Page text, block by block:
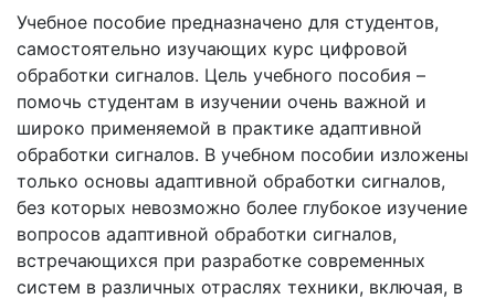
Учебное пособие предназначено для студентов,
самостоятельно изучающих курс цифровой
обработки сигналов. Цель учебного пособия –
помочь студентам в изучении очень важной и
широко применяемой в практике адаптивной
обработки сигналов. В учебном пособии изложены
только основы адаптивной обработки сигналов,
без которых невозможно более глубокое изучение
вопросов адаптивной обработки сигналов,
встречающихся при разработке современных
систем в различных отраслях техники, включая, в